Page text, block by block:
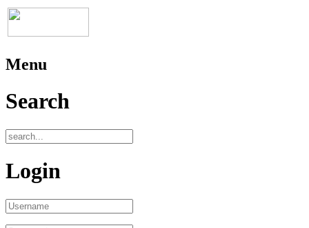
Menu
Search
Login